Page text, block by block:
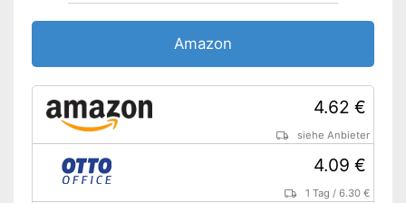
Amazon
4.62 €
siehe Anbieter
4.09 €
1 Tag /6.30 €